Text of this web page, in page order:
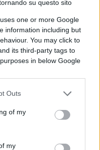
su questo sito
one or more Google
information including but
You may click to
its third-party tags to
in below Google
Outs
of my
my
. Consulenza
ai colloqui da parte
documentazione
sulle intercettazioni,
interventi televisivi
già depositate del